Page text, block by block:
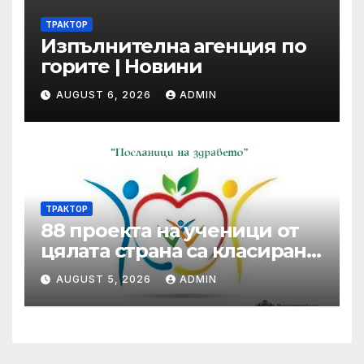
ТРАКТОР
Изпълнителна агенция по
горите | Новини
AUGUST 6, 2026 ADMIN
ТРАКТОР
88 проекта на ученици от
цялата страна са класирани
от първа фаза в XVII-то
издание на Националния
ученически конкурс
AUGUST 5, 2026 ADMIN